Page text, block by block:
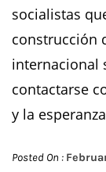
socialistas
construcción
internacional
contactarse
y la
Posted On :